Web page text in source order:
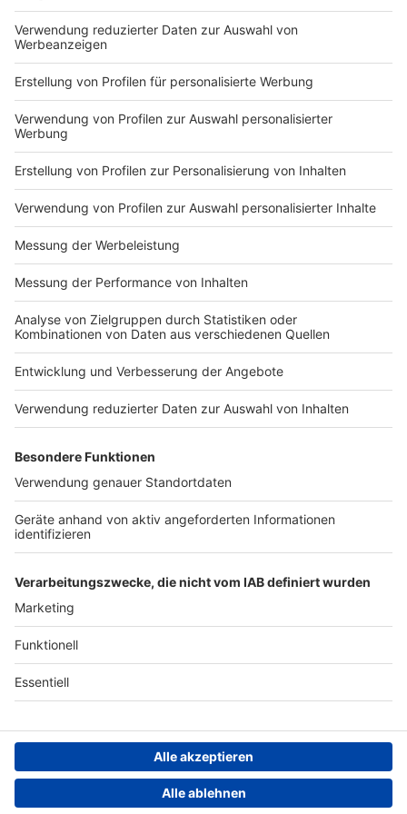
Streifen konnte die Familie
werden. Gegen alle drei
wird jetzt ermittelt, unter
anderem wegen
gefährlicher
dabei schwer verletzt. Erst mit Unterstützung
weiterer Streifen konnte die Familie fixiert und
gefesselt werden. Gegen alle drei wird jetzt
ermittelt, unter anderem wegen gefährlicher
Körperverletzung.
Impressum
Nutzungsbedingungen
Jobs
Presse
Werben
Archiv
ANTENNE BAYERN GROUP
Stiftung ANTENNE BAYERN
hilft
Teilnahmebedingungen
Grounding Page ANTENNE
BAYERN
Kontakt
Studio-Hotline
Verkehrs-Hotline
Datenschutz­erklärung
einstellungen
Persönliche Datenkontrolle
Newsletter